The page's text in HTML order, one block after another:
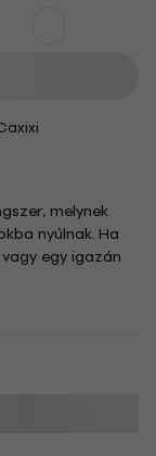
melynek
nyúlnak. Ha
egy igazán
a különböző